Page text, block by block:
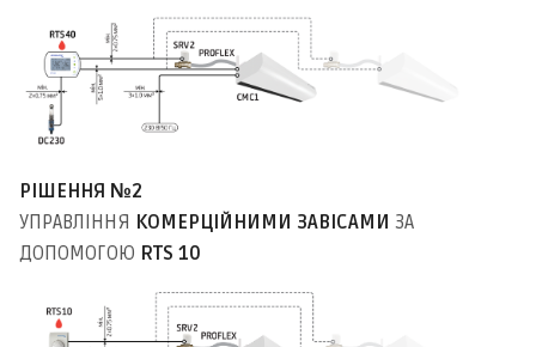
РІШЕННЯ №2
УПРАВЛІННЯ КОМЕРЦІЙНИМИ ЗАВІСАМИ ЗА
ДОПОМОГОЮ RTS 10